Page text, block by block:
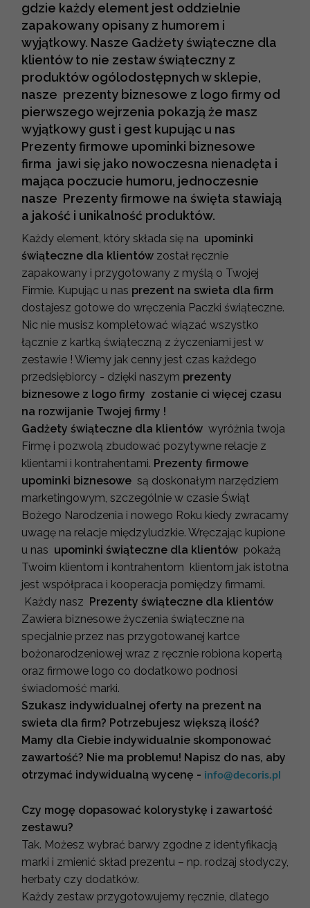
gdzie każdy element jest oddzielnie
zapakowany opisany z humorem i
wyjątkowy. Nasze Gadżety świąteczne dla
klientów to nie zestaw świąteczny z
produktów ogólodostępnych w sklepie,
nasze prezenty biznesowe z logo firmy od
pierwszego wejrzenia pokazją że masz
wyjątkowy gust i gest kupując u nas
Prezenty firmowe upominki biznesowe
firma jawi się jako nowoczesna nienadęta i
mająca poczucie humoru, jednoczesnie
nasze Prezenty firmowe na święta stawiają
a jakość i unikalność produktów.
Każdy element, który składa się na upominki
świąteczne dla klientów został ręcznie
zapakowany i przygotowany z myślą o Twojej
Firmie. Kupując u nas prezent na swieta dla firm
dostajesz gotowe do wręczenia Paczki świąteczne.
Nic nie musisz kompletować wiązać wszystko
łącznie z kartką świąteczną z życzeniami jest w
zestawie ! Wiemy jak cenny jest czas każdego
przedsiębiorcy - dzięki naszym prezenty
biznesowe z logo firmy zostanie ci więcej czasu
na rozwijanie Twojej firmy !
Gadżety świąteczne dla klientów wyróżnia twoja
Firmę i pozwolą zbudować pozytywne relacje z
klientami i kontrahentami. Prezenty firmowe
upominki biznesowe są doskonałym narzędziem
marketingowym, szczególnie w czasie Świąt
Bożego Narodzenia i nowego Roku kiedy zwracamy
uwagę na relacje międzyludzkie. Wręczając kupione
u nas upominki świąteczne dla klientów pokażą
Twoim klientom i kontrahentom klientom jak istotna
jest współpraca i kooperacja pomiędzy firmami.
Każdy nasz
Prezenty świąteczne dla klientów
Zawiera biznesowe życzenia świąteczne na
specjalnie przez nas przygotowanej kartce
bożonarodzeniowej wraz z ręcznie robiona kopertą
oraz firmowe logo co dodatkowo podnosi
świadomość marki.
Szukasz indywidualnej oferty na prezent na
swieta dla firm? Potrzebujesz większą ilość?
Mamy dla Ciebie indywidualnie skomponować
zawartość? Nie ma problemu! Napisz do nas, aby
otrzymać indywidualną wycenę - info@decoris.pl
Czy mogę dopasować kolorystykę i zawartość
zestawu?
Tak. Możesz wybrać barwy zgodne z identyfikacją
marki i zmienić skład prezentu – np. rodzaj słodyczy,
herbaty czy dodatków.
Każdy zestaw przygotowujemy ręcznie, dlatego